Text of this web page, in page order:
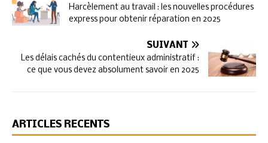
Harcèlement au travail : les nouvelles procédures
express pour obtenir réparation en 2025
SUIVANT
Les délais cachés du contentieux administratif :
ce que vous devez absolument savoir en 2025
ARTICLES RÉCENTS